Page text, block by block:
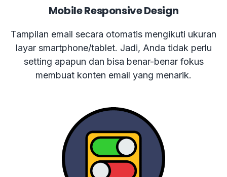
Mobile Responsive Design
Tampilan email secara otomatis mengikuti ukuran
layar smartphone/tablet. Jadi, Anda tidak perlu
setting apapun dan bisa benar-benar fokus
membuat konten email yang menarik.